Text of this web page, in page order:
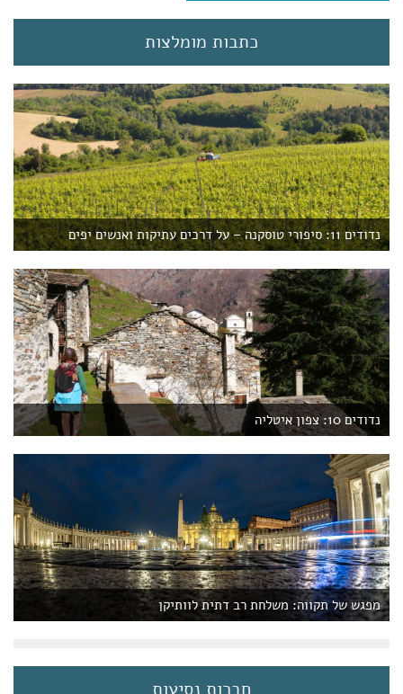
)
כתבות מומלצות
נדודים 11: סיפורי טוסקנה – על דרכים עתיקות ואנשים יפים
נדודים 10: צפון איטליה
מפגש של תקווה: משלחת רב דתית לוותיקן